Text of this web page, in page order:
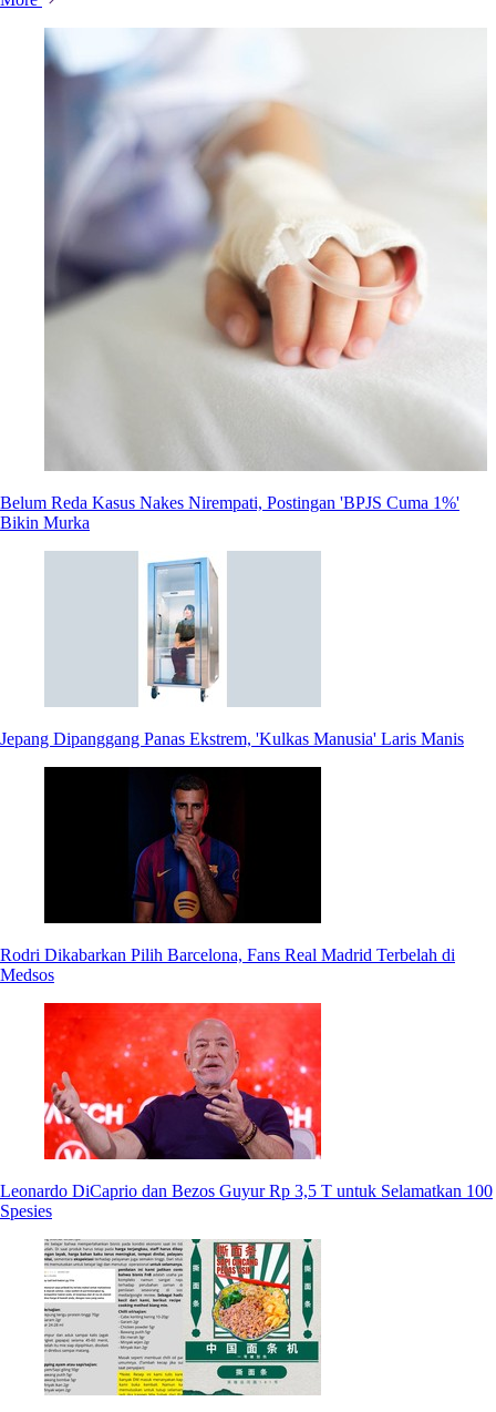
Belum Reda Kasus Nakes Nirempati, Postingan 'BPJS Cuma 1%'
Bikin Murka
Jepang Dipanggang Panas Ekstrem, 'Kulkas Manusia' Laris Manis
Rodri Dikabarkan Pilih Barcelona, Fans Real Madrid Terbelah di
Medsos
Leonardo DiCaprio dan Bezos Guyur Rp 3,5 T untuk Selamatkan 100
Spesies